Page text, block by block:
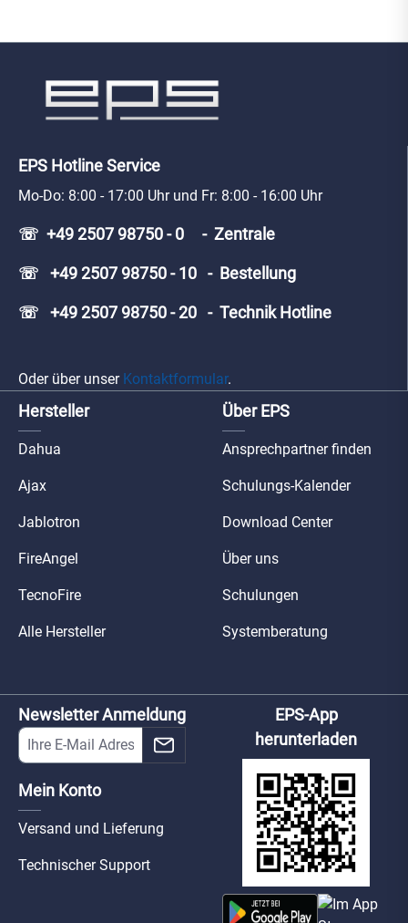
EPS Hotline Service
Mo-Do: 8:00 - 17:00 Uhr und Fr: 8:00 - 16:00 Uhr
☏ +49 2507 98750 - 0 - Zentrale
☏ +49 2507 98750 - 10 - Bestellung
☏ +49 2507 98750 - 20 - Technik Hotline
Oder über unser Kontaktformular.
Hersteller
Dahua
Ajax
Jablotron
FireAngel
TecnoFire
Alle Hersteller
Über EPS
Ansprechpartner finden
Schulungs-Kalender
Download Center
Über uns
Schulungen
Systemberatung
Newsletter Anmeldung
Mein Konto
Versand und Lieferung
Technischer Support
EPS-App
herunterladen